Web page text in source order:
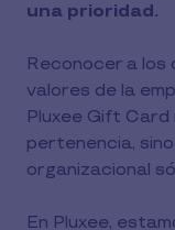
una prioridad.
Reconocer a los
valores de la
Pluxee Gift
pertenencia,
organizacional
En Pluxee,